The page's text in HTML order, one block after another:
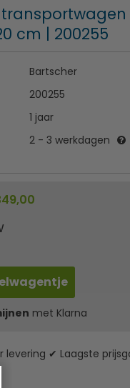
|
cm | 200255
Bartscher
200255
1 jaar
2 - 3 werkdagen
met Klarna
✔ Laagste